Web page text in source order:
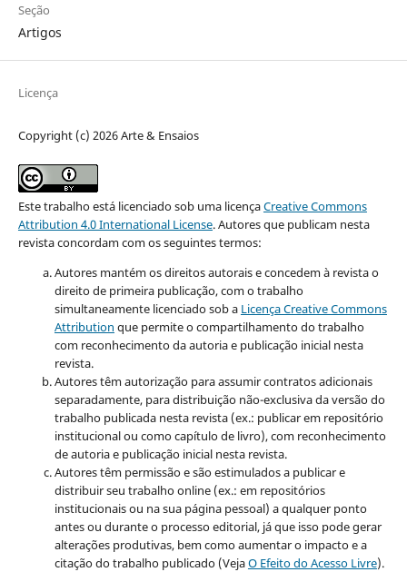
Seção
Artigos
Licença
Copyright (c) 2026 Arte & Ensaios
Este trabalho está licenciado sob uma licençaCreative Commons
Attribution 4.0 International License.Autores que publicam nesta
revista concordam com os seguintes termos:
Autores mantém os direitos autorais e concedem à revista o
direito de primeira publicação, com o trabalho
simultaneamente licenciado sob a Licença Creative Commons
Attribution que permite o compartilhamento do trabalho
com reconhecimento da autoria e publicação inicial nesta
revista.
Autores têm autorização para assumir contratos adicionais
separadamente, para distribuição não-exclusiva da versão do
trabalho publicada nesta revista (ex.: publicar em repositório
institucional ou como capítulo de livro), com reconhecimento
de autoria e publicação inicial nesta revista.
Autores têm permissão e são estimulados a publicar e
distribuir seu trabalho online (ex.: em repositórios
institucionais ou na sua página pessoal) a qualquer ponto
antes ou durante o processo editorial, já que isso pode gerar
alterações produtivas, bem como aumentar o impacto e a
citação do trabalho publicado (VejaO Efeito do Acesso Livre).